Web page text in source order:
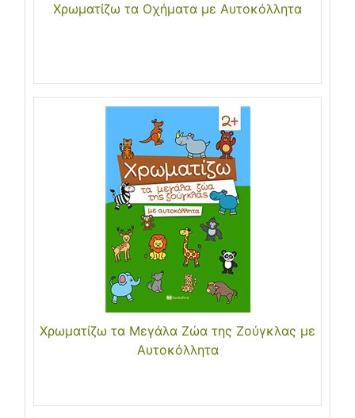
Χρωματίζω τα Οχήματα με Αυτοκόλλητα
Χρωματίζω τα Μεγάλα Ζώα της Ζούγκλας με
Αυτοκόλλητα